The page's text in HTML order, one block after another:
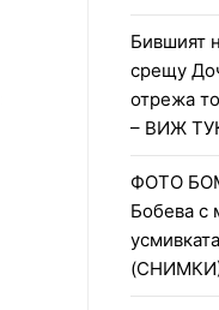
Бившият
срещу
отрежа
– ВИЖ
ФОТО
Бобева с